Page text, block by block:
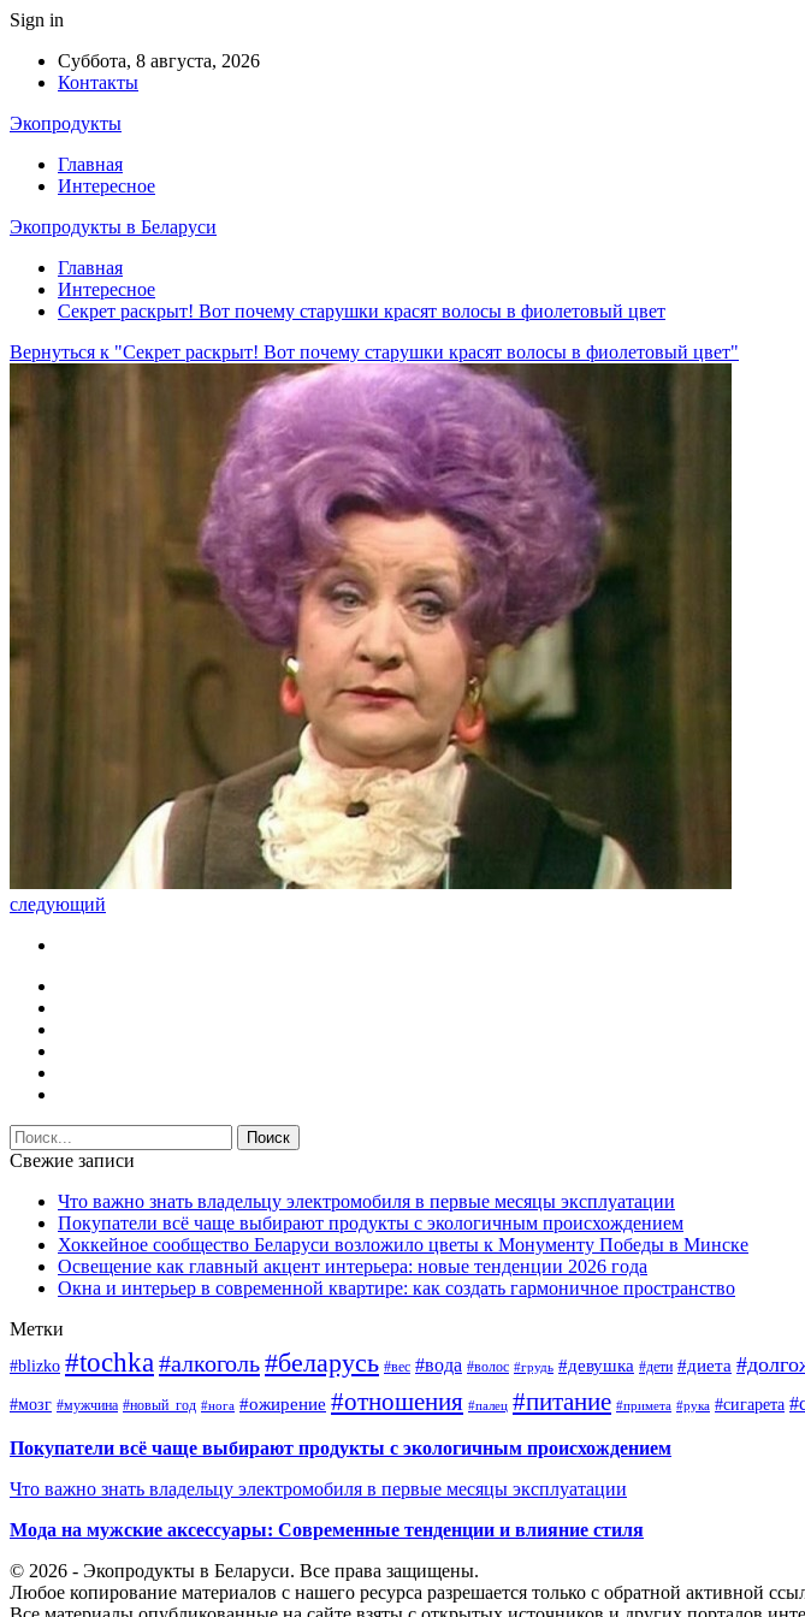
Sign in
Суббота, 8 августа, 2026
Контакты
Экопродукты
Главная
Интересное
Экопродукты в Беларуси
Главная
Интересное
Секрет раскрыт! Вот почему старушки красят волосы в фиолетовый цвет
Вернуться к "Секрет раскрыт! Вот почему старушки красят волосы в фиолетовый цвет"
следующий
Свежие записи
Что важно знать владельцу электромобиля в первые месяцы эксплуатации
Покупатели всё чаще выбирают продукты с экологичным происхождением
Хоккейное сообщество Беларуси возложило цветы к Монументу Победы в Минске
Освещение как главный акцент интерьера: новые тенденции 2026 года
Окна и интерьер в современной квартире: как создать гармоничное пространство
Метки
#blizko #tochka #алкоголь#беларусь #вес #вода #волос #грудь #девушка #дети #диета
#мозг #мужчина #новый_год #нога #ожирение #отношения #палец #питание #примета #рука #сигарета
Покупатели всё чаще выбирают продукты с экологичным происхождением
Что важно знать владельцу электромобиля в первые месяцы эксплуатации
Мода на мужские аксессуары: Современные тенденции и влияние стиля
© 2026 - Экопродукты в Беларуси. Все права защищены.
Любое копирование материалов с нашего ресурса разрешается только с обратной активной